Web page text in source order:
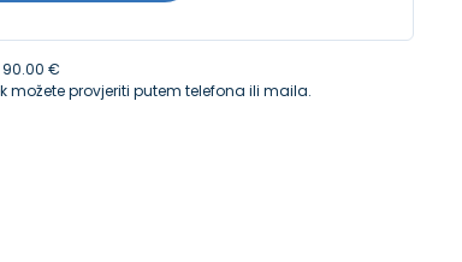
€
provjeriti putem telefona ili maila.